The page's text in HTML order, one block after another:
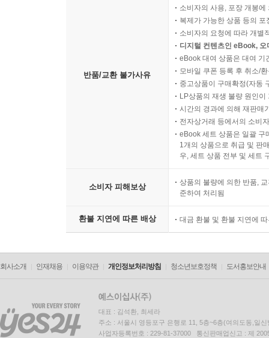
반품/교환 불가사유
소비자의 사용, 포장 개봉
복제가 가능한 상품 등의
소비자의 요청에 따라 개별
디지털 컨텐츠인 eBook,
eBook 대여 상품은 대여 기
모바일 쿠폰 등록 후 취소/
중고상품이 구매확정(자동
LP상품의 재생 불량 원인
시간의 경과에 의해 재판매
전자상거래 등에서의 소비
eBook 세트 상품은 일괄 구
1개의 상품으로 취급 및 판
우, 세트 상품 전부 및 세트
소비자 피해보상
상품의 불량에 의한 반품,
준하여 처리됨
환불 지연에 따른 배상 대금 환불 및 환불 지연에
회사소개 인재채용 이용약관 개인정보처리방침 청소년보호정책 도서홍보안내
대표 : 김석환, 최세라
주소 : 서울시 영등포구 은행로 11, 5층~6층(여의도동,일신
사업자등록번호 : 229-81-37000 통신판매업신고 : 제